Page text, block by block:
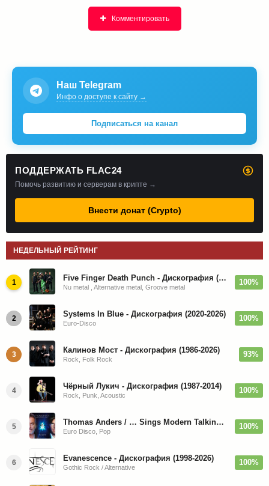
Комментировать
Наш Telegram
Инфо о доступе к сайту →
Подписаться на канал
ПОДДЕРЖАТЬ FLAC24
Помочь развитию и серверам в крипте →
Внести донат (Crypto)
НЕДЕЛЬНЫЙ РЕЙТИНГ
1 Five Finger Death Punch - Дискография (2008-2026)
Nu metal , Alternative metal, Groove metal
100%
2 Systems In Blue - Дискография (2020-2026)
Euro-Disco
100%
3 Калинов Мост - Дискография (1986-2026)
Rock, Folk Rock
93%
4 Чёрный Лукич - Дискография (1987-2014)
Rock, Punk, Acoustic
100%
5 Thomas Anders / … Sings Modern Talking: The Best hi-res
Euro Disco, Pop
100%
6 Evanescence - Дискография (1998-2026)
Gothic Rock / Alternative
100%